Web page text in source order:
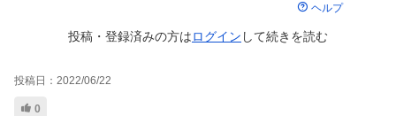
ヘルプ
投稿・登録済みの方はログイン して続きを読む
投稿日： 2022/06/22
0